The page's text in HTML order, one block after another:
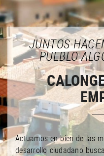
JUNTOS
PUEBLO
Actuamos en bien de las
desarrollo ciudadano